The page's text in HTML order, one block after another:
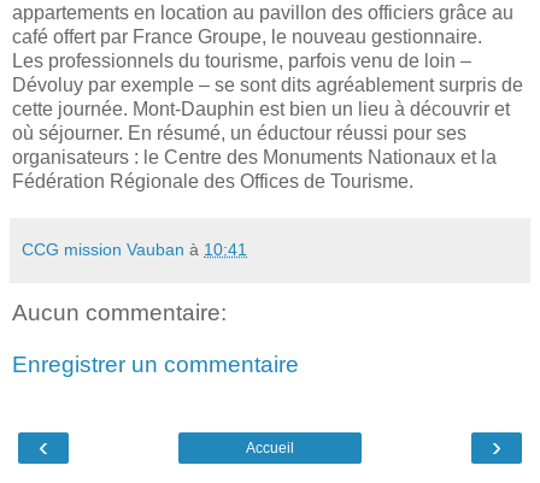
appartements en location au pavillon des officiers grâce au
café offert par France Groupe, le nouveau gestionnaire.
Les professionnels du tourisme, parfois venu de loin –
Dévoluy par exemple – se sont dits agréablement surpris de
cette journée. Mont-Dauphin est bien un lieu à découvrir et
où séjourner. En résumé, un éductour réussi pour ses
organisateurs : le Centre des Monuments Nationaux et la
Fédération Régionale des Offices de Tourisme.
CCG mission Vauban à 10:41
Aucun commentaire:
Enregistrer un commentaire
‹ ›
Accueil